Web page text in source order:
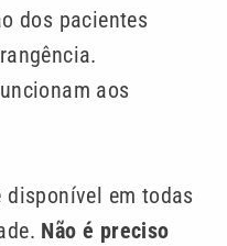
dos pacientes
aos
em todas
Não é preciso